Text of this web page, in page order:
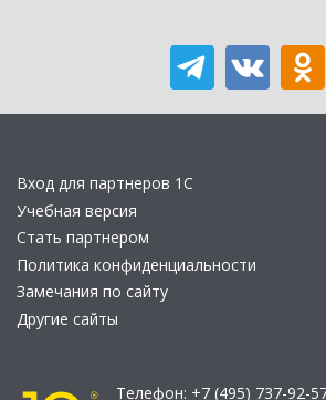
Вход для партнеров 1С
Учебная версия
Стать партнером
Политика конфиденциальности
Замечания по сайту
Другие сайты
Телефон: +7 (495) 737-92-